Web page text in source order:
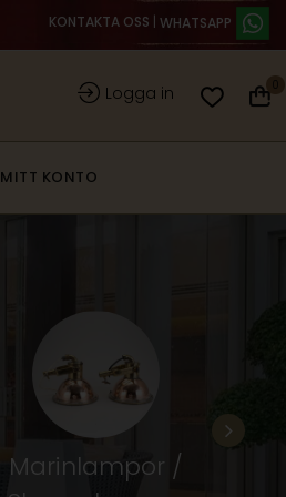
KONTAKTA OSS
Logga in
MITT KONTO
Marinlampor /